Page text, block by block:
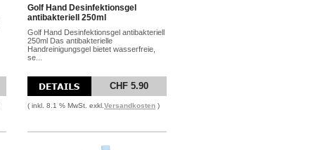
Golf Hand Desinfektionsgel
antibakteriell 250ml
Golf Hand Desinfektionsgel antibakteriell
250ml Das antibakterielle
Handreinigungsgel bietet wasserfreie,
se...
CHF 5.90
( inkl. 8.1 % MwSt. exkl. Versandkosten )